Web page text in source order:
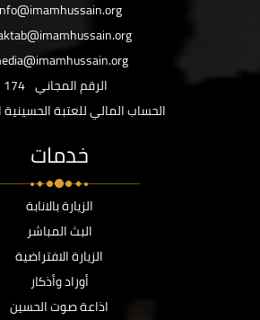
الرقم المجاني 174
الحساب المالي للعتبة
خدمات
الزيارة بالانابة
البث المباشر
الزيارة الافتراضية
أوراد وأذكار
اذاعة صوت الحسين